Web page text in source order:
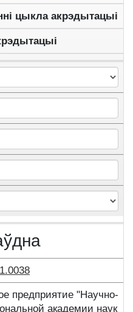
цыкла акрэдытацыі
предприятие "Научно-
академии наук